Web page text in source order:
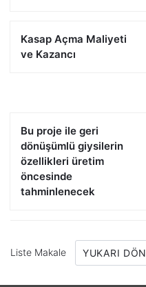
Kasap Açma Maliyeti
ve Kazancı
Bu proje ile geri
dönüşümlü giysilerin
özellikleri üretim
öncesinde
tahminlenecek
Liste Makale YUKARI DÖN